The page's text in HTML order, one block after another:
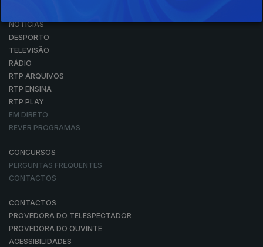
NOTÍCIAS
DESPORTO
TELEVISÃO
RÁDIO
RTP ARQUIVOS
RTP ENSINA
RTP PLAY
EM DIRETO
REVER PROGRAMAS
CONCURSOS
PERGUNTAS FREQUENTES
CONTACTOS
CONTACTOS
PROVEDORA DO TELESPECTADOR
PROVEDORA DO OUVINTE
ACESSIBILIDADES